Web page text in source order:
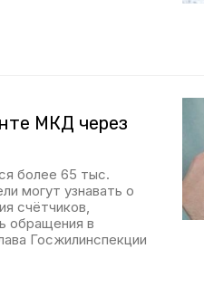
МКД через
более 65 тыс.
могут узнавать о
счётчиков,
обращения в
Госжилинспекции